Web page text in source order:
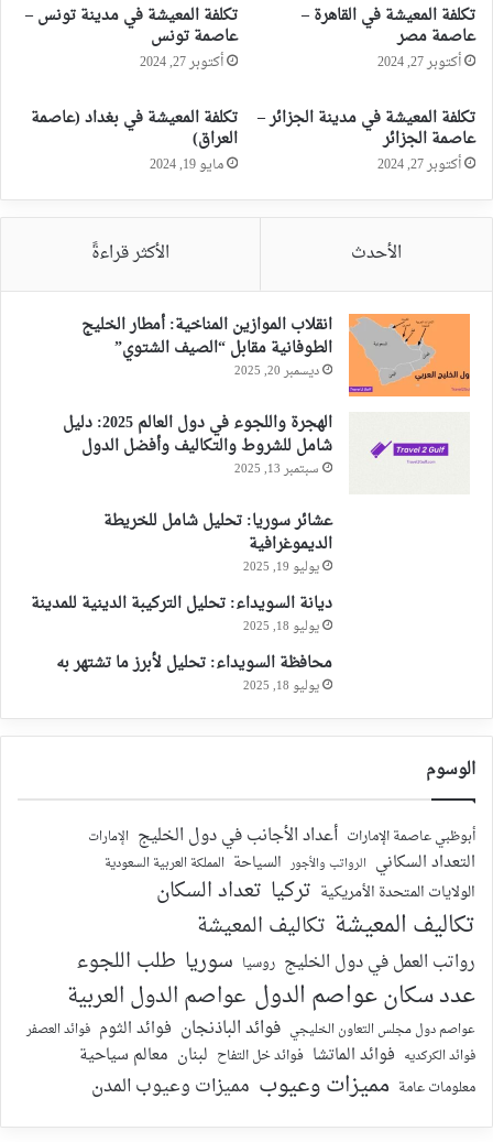
تكلفة المعيشة في القاهرة –
عاصمة مصر
أكتوبر 27, 2024
تكلفة المعيشة في مدينة تونس –
عاصمة تونس
أكتوبر 27, 2024
تكلفة المعيشة في مدينة الجزائر –
عاصمة الجزائر
أكتوبر 27, 2024
تكلفة المعيشة في بغداد (عاصمة
العراق)
مايو 19, 2024
الأحدث الأكثر قراءةً
انقلاب الموازين المناخية: أمطار الخليج
الطوفانية مقابل “الصيف الشتوي”
ديسمبر 20, 2025
الهجرة واللجوء في دول العالم 2025: دليل
شامل للشروط والتكاليف وأفضل الدول
سبتمبر 13, 2025
عشائر سوريا: تحليل شامل للخريطة
الديموغرافية
يوليو 19, 2025
ديانة السويداء: تحليل التركيبة الدينية للمدينة
يوليو 18, 2025
محافظة السويداء: تحليل لأبرز ما تشتهر به
يوليو 18, 2025
الوسوم
أبوظبي عاصمة الإمارات أعداد الأجانب في دول الخليج الإمارات
التعداد السكاني الرواتب والأجور السياحة المملكة العربية السعودية
الولايات المتحدة الأمريكية تركيا تعداد السكان
تكاليف المعيشة تكاليف المعيشة
رواتب العمل في دول الخليج روسيا سوريا طلب اللجوء
عدد سكان عواصم الدول عواصم الدول العربية
عواصم دول مجلس التعاون الخليجي فوائد الباذنجان فوائد الثوم فوائد العصفر
فوائد الكركديه فوائد الماتشا فوائد خل التفاح لبنان معالم سياحية
معلومات عامة مميزات وعيوب مميزات وعيوب المدن